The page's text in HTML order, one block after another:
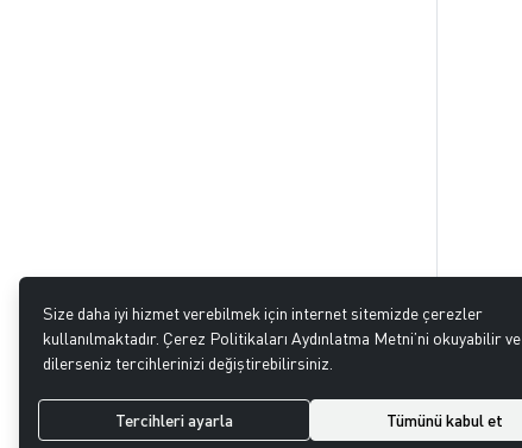
GÜVENLİ ALIŞVERİŞ
Size daha iyi hizmet verebilmek için internet sitemizde çerezler
kullanılmaktadır. Çerez Politikaları Aydınlatma Metni’ni okuyabilir ve
dilerseniz tercihlerinizi değiştirebilirsiniz.
Tercihleri ayarla Tümünü kabul et